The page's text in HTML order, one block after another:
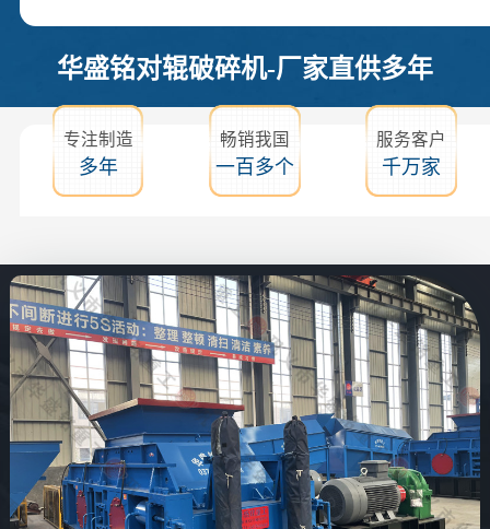
华盛铭对辊破碎机-厂家直供多年
专注制造
多年
畅销我国
一百多个
服务客户
千万家